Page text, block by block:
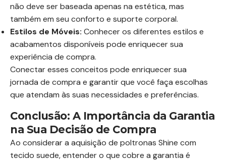
não deve ser baseada apenas na estética, mas
também em seu conforto e suporte corporal.
Estilos de Móveis: Conhecer os diferentes estilos e
acabamentos disponíveis pode enriquecer sua
experiência de compra.
Conectar esses conceitos pode enriquecer sua
jornada de compra e garantir que você faça escolhas
que atendam às suas necessidades e preferências.
Conclusão: A Importância da Garantia
na Sua Decisão de Compra
Ao considerar a aquisição de poltronas Shine com
tecido suede, entender o que cobre a garantia é